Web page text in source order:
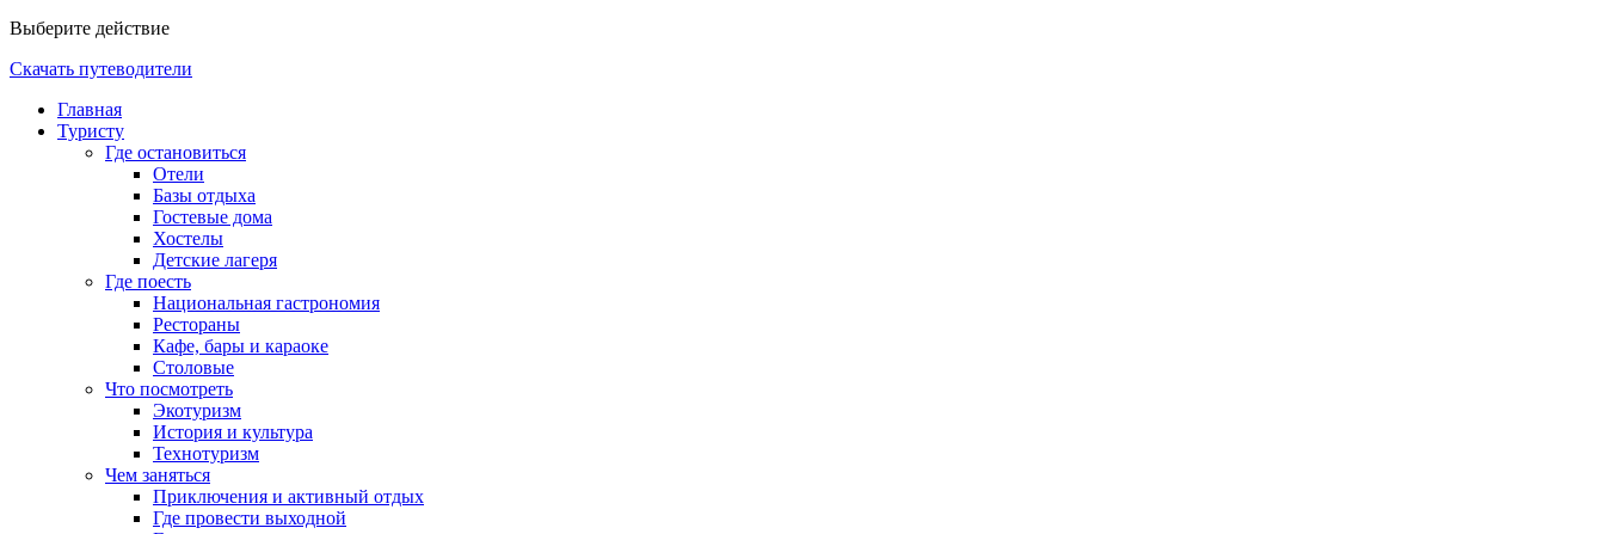
Выберите действие
Скачать путеводители
Главная
Туристу
Где остановиться
Отели
Базы отдыха
Гостевые дома
Хостелы
Детские лагеря
Где поесть
Национальная гастрономия
Рестораны
Кафе, бары и караоке
Столовые
Что посмотреть
Экотуризм
История и культура
Технотуризм
Чем заняться
Приключения и активный отдых
Где провести выходной